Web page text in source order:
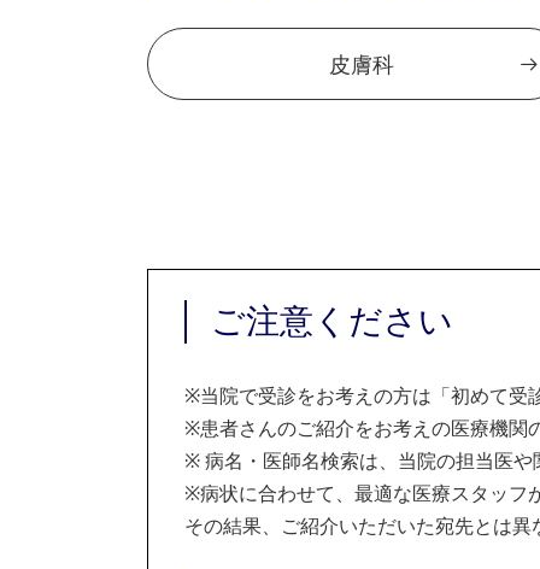
皮膚科
ご注意ください
※当院で受診をお考えの方は「初めて
※患者さんのご紹介をお考えの医療機
※病名・医師名検索は、当院の担当医
※病状に合わせて、最適な医療スタッフ
その結果、ご紹介いただいた宛先とは